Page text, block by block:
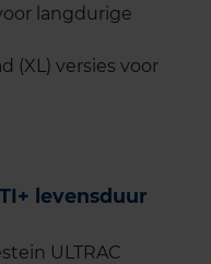
langdurige
(XL) versies voor
levensduur
ULTRAC